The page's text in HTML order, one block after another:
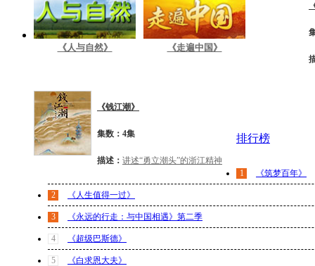
《人与自然》 《走遍中国》
《钱江潮》
集数：4集
描述： 讲述“勇立潮头”的浙江精神
排行榜
1 《筑梦百年》
2 《人生值得一过》
3 《永远的行走：与中国相遇》第二季
4 《超级巴斯德》
5 《白求恩大夫》